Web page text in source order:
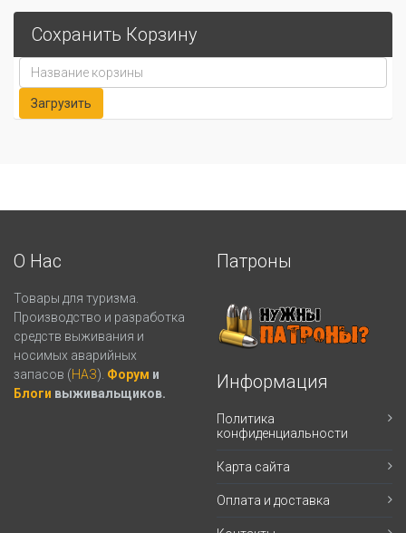
Сохранить Корзину
О Нас
Товары для туризма.
Производство и разработка
средств выживания и
носимых аварийных
запасов (НАЗ). Форум и
Блоги выживальщиков.
Патроны
Информация
Политика
конфиденциальности
Карта сайта
Оплата и доставка